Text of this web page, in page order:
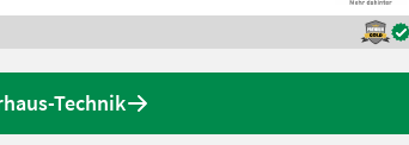
Technik